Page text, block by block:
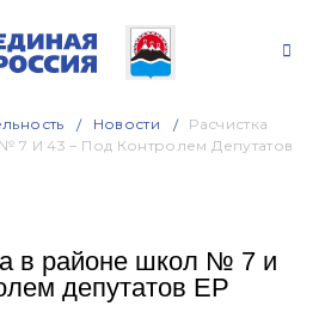
Новости
Расчистка
7 И 43 – Под Контролем Депутатов
в районе школ № 7 и
депутатов ЕР